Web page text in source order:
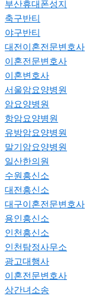
부산휴대폰성지
축구반티
야구반티
대전이혼전문변호사
이혼전문변호사
이혼변호사
서울암요양병원
암요양병원
항암요양병원
유방암요양병원
말기암요양병원
일산한의원
수원흥신소
대전흥신소
대구이혼전문변호사
용인흥신소
인천흥신소
인천탐정사무소
광고대행사
이혼전문변호사
상간녀소송